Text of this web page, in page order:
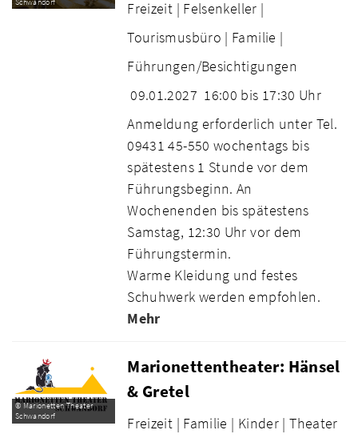
Freizeit | Felsenkeller |
Tourismusbüro | Familie |
Führungen/Besichtigungen
09.01.2027 16:00 bis 17:30 Uhr
Anmeldung erforderlich unter Tel.
09431 45-550 wochentags bis
spätestens 1 Stunde vor dem
Führungsbeginn. An
Wochenenden bis spätestens
Samstag, 12:30 Uhr vor dem
Führungstermin.
Warme Kleidung und festes
Schuhwerk werden empfohlen.
Mehr
© Marionetten Theater
Schwandorf
Marionettentheater: Hänsel
& Gretel
Freizeit | Familie | Kinder | Theater